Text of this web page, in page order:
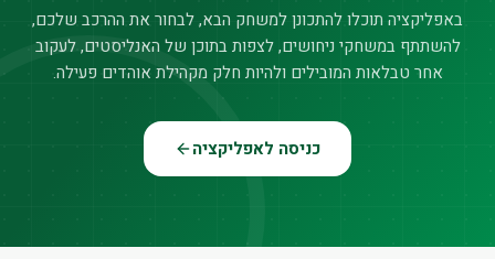
באפליקציה תוכלו להתכונן למשחק הבא, לבחור את ההרכב שלכם,
להשתתף במשחקי ניחושים, לצפות בתוכן של האנליסטים, לעקוב
אחר טבלאות המובילים ולהיות חלק מקהילת אוהדים פעילה.
כניסה לאפליקציה